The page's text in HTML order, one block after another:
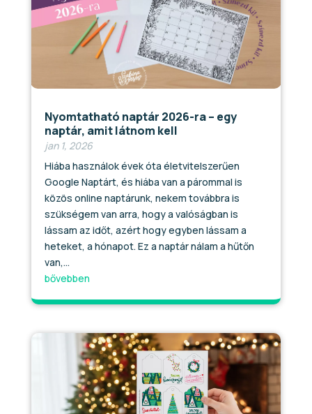
Nyomtatható naptár 2026-ra – egy
naptár, amit látnom kell
jan 1, 2026
Hiába használok évek óta életvitelszerűen
Google Naptárt, és hiába van a párommal is
közös online naptárunk, nekem továbbra is
szükségem van arra, hogy a valóságban is
lássam az időt, azért hogy egyben lássam a
heteket, a hónapot. Ez a naptár nálam a hűtőn
van,...
bővebben